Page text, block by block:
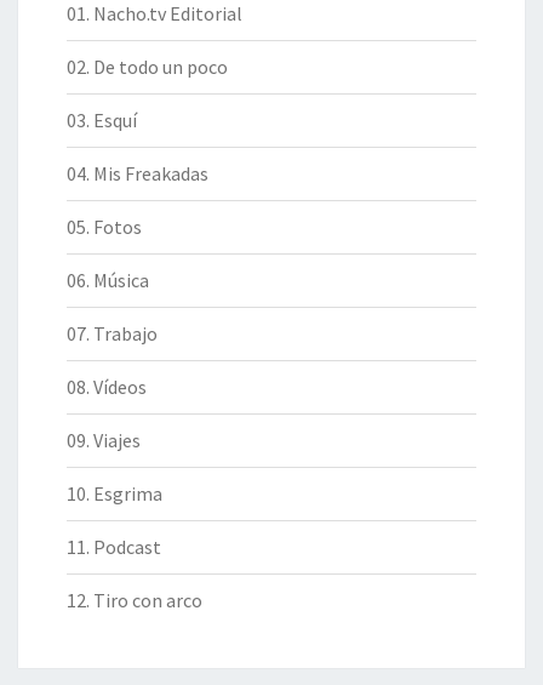
01. Nacho.tv Editorial
02. De todo un poco
03. Esquí
04. Mis Freakadas
05. Fotos
06. Música
07. Trabajo
08. Vídeos
09. Viajes
10. Esgrima
11. Podcast
12. Tiro con arco